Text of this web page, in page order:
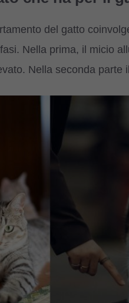
del gatto
Nella prima, il micio
Nella seconda